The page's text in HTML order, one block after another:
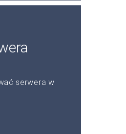
serwera w